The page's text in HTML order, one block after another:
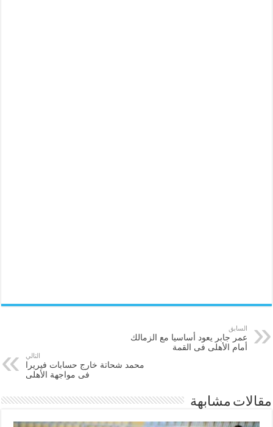
السابق
عمر جابر يعود أساسيا مع الزمالك
أمام الأهلى فى القمة
التالي
محمد شحاتة خارج حسابات فيريرا
فى مواجهة الأهلى
مقالات مشابهة